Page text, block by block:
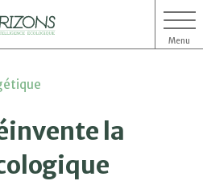
Menu
la